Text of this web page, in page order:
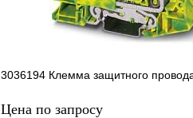
3036194 Клемма защитного
Цена по запросу